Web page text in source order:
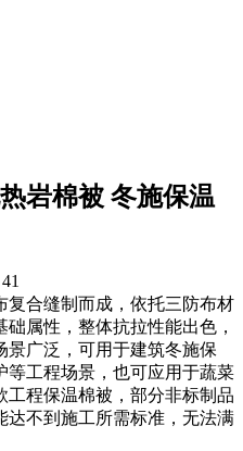
岩棉被 冬施保温
41
复合缝制而成，依托三防布材
础属性，整体抗拉性能出色，
景广泛，可用于建筑冬施保
等工程场景，也可应用于蔬菜
工程保温棉被，部分非标制品
达不到施工所需标准，无法满